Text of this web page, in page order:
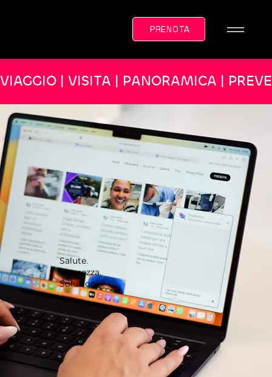
PRENOTA
VIAGGIO | VISITA | PANORAMICA |
Salute.
Sicurezza.
Soluzioni.